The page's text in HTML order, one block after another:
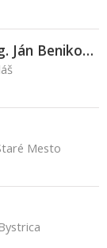
Geodetické práce - Ing. Ján Benikovský
Mesto